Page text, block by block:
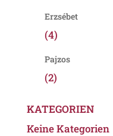
Erzsébet
(4)
Pajzos
(2)
KATEGORIEN
Keine Kategorien